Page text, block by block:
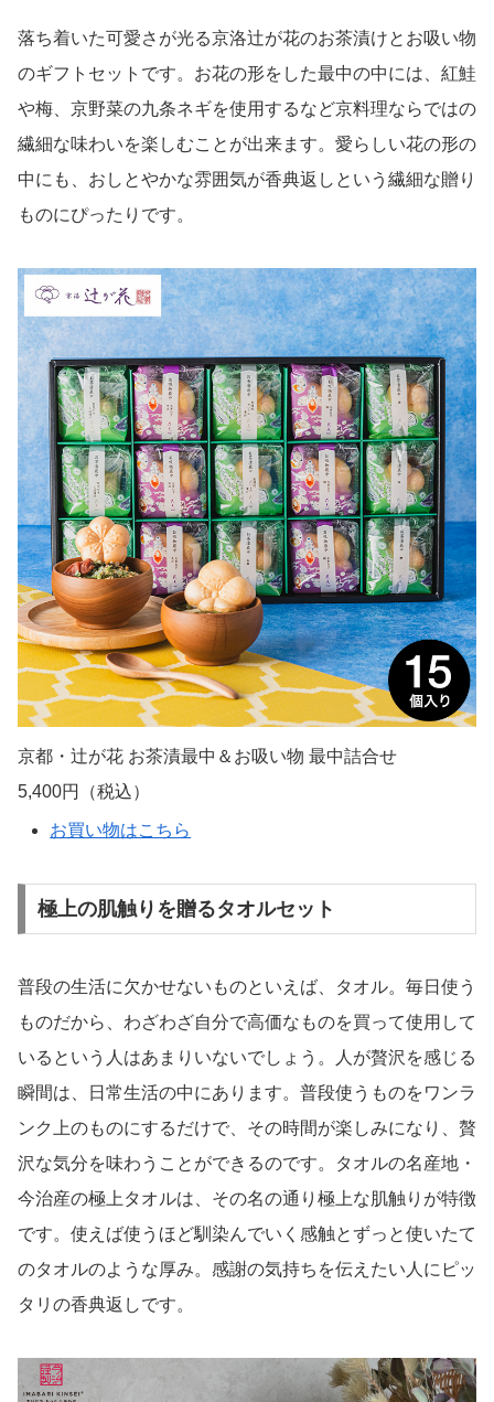
落ち着いた可愛さが光る京洛辻が花のお茶漬けとお吸い物
のギフトセットです。お花の形をした最中の中には、紅鮭
や梅、京野菜の九条ネギを使用するなど京料理ならではの
繊細な味わいを楽しむことが出来ます。愛らしい花の形の
中にも、おしとやかな雰囲気が香典返しという繊細な贈り
ものにぴったりです。
京都・辻が花 お茶漬最中＆お吸い物 最中詰合せ
5,400円（税込）
お買い物はこちら
極上の肌触りを贈るタオルセット
普段の生活に欠かせないものといえば、タオル。毎日使う
ものだから、わざわざ自分で高価なものを買って使用して
いるという人はあまりいないでしょう。人が贅沢を感じる
瞬間は、日常生活の中にあります。普段使うものをワンラ
ンク上のものにするだけで、その時間が楽しみになり、贅
沢な気分を味わうことができるのです。タオルの名産地・
今治産の極上タオルは、その名の通り極上な肌触りが特徴
です。使えば使うほど馴染んでいく感触とずっと使いたて
のタオルのような厚み。感謝の気持ちを伝えたい人にピッ
タリの香典返しです。